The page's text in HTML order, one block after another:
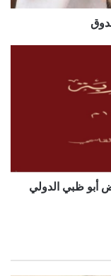
ظبي الدولي